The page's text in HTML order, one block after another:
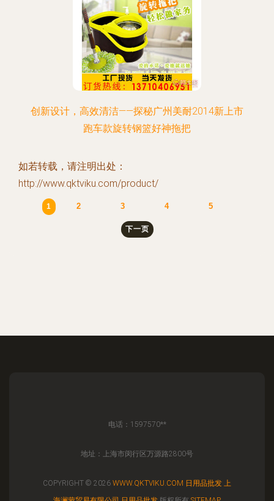
创新设计，高效清洁——探秘广州美耐2014新上市
跑车款旋转钢篮好神拖把
如若转载，请注明出处：
http://www.qktviku.com/product/
1 2 3 4 5
下一页
电话：1597570**
地址：上海市闵行区万源路2800号
COPYRIGHT © 2026 WWW.QKTVIKU.COM 日用品批发 上